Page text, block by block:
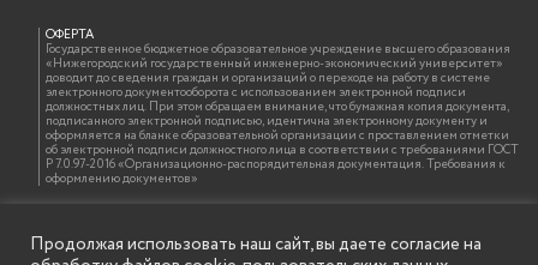
ОФЕРТА
Государственное бюджетное образовательное учреждение высшего образования
«Нижегородский государственный инженерно-экономический университет»
доводит до сведения граждан и организаций о переходе на работу в системе
электронного документооборота с использованием электронной подписи
должностных лиц. При этом обращаем внимание, что бумажная копия документа,
подписанного электронной подписью, идентична электронному документу и
оформляется на бланке образовательной организации с проставлением отметки
об электронной подписи должностного лица в соответствии с требованиями ГОСТ
Р 7.0.97-2016 «Организационно-распорядительная документация. Требования к
оформлению документов»
ИНФОРМАЦИЯ ДЛЯ ПРАВООБЛАДАТЕЛЕЙ
Продолжая использовать наш сайт, вы даете согласие на